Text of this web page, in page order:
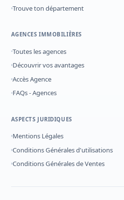
Trouve ton département
AGENCES IMMOBILIÈRES
Toutes les agences
Découvrir vos avantages
Accès Agence
FAQs - Agences
ASPECTS JURIDIQUES
Mentions Légales
Conditions Générales d'utilisations
Conditions Générales de Ventes